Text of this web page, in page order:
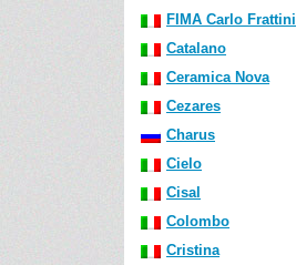
FIMA Carlo Frattini
Catalano
Ceramica Nova
Cezares
Charus
Cielo
Cisal
Colombo
Cristina